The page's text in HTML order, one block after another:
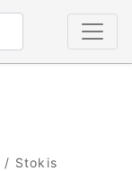
/ Stokis